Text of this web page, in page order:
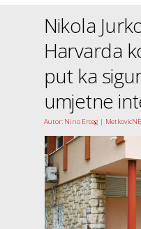
Nikola
Harvarda
put ka
umjetne
Autor: Nino Erceg |